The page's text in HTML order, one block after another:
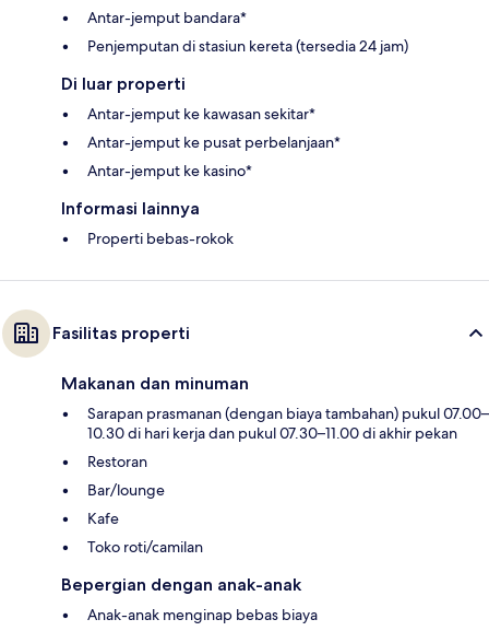
Antar-jemput bandara*
Penjemputan di stasiun kereta (tersedia 24 jam)
Di luar properti
Antar-jemput ke kawasan sekitar*
Antar-jemput ke pusat perbelanjaan*
Antar-jemput ke kasino*
Informasi lainnya
Properti bebas-rokok
Fasilitas properti
Makanan dan minuman
Sarapan prasmanan (dengan biaya tambahan) pukul 07.00–
10.30 di hari kerja dan pukul 07.30–11.00 di akhir pekan
Restoran
Bar/lounge
Kafe
Toko roti/camilan
Bepergian dengan anak-anak
Anak-anak menginap bebas biaya